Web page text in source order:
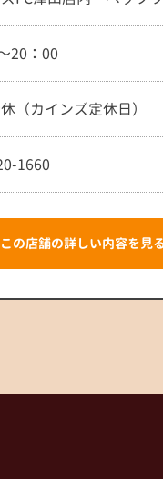
20：00
（カインズ定休日）
1660
この店舗の詳しい内容を見